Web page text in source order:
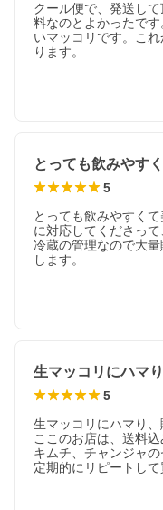
クール便で、発送し
料なのとよかったで
いマッコリです。こ
ります。
5
とっても飲みやすく
に対応してくださっ
冷蔵の管理なので大
します。
5
生マッコリにハマり、
ここのお店は、送料込
キムチ、チャンジャの
定期的にリピートして